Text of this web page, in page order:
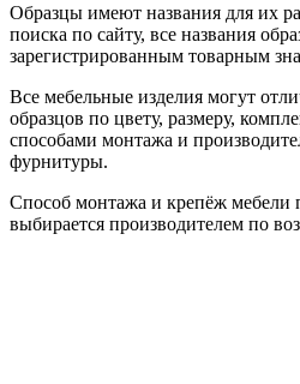
Образцы имеют названия для их
поиска по сайту, все названия
зарегистрированным товарным
Все мебельные изделия могут
образцов по цвету, размеру,
способами монтажа и
фурнитуры.
Способ монтажа и крепёж мебели
выбирается производителем по